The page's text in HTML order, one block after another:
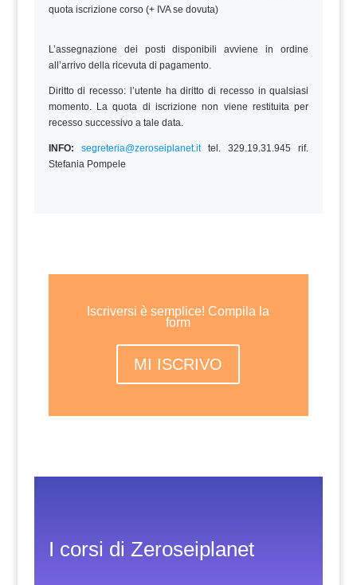
quota iscrizione corso (+ IVA se dovuta)
L’assegnazione dei posti disponibili avviene in ordine
all’arrivo della ricevuta di pagamento.
Diritto di recesso: l’utente ha diritto di recesso in qualsiasi
momento. La quota di iscrizione non viene restituita per
recesso successivo a tale data.
INFO: segreteria@zeroseiplanet.ittel. 329.19.31.945 rif.
Stefania Pompele
Iscriversi è semplice! Compila la
form
MI ISCRIVO
I corsi di Zeroseiplanet